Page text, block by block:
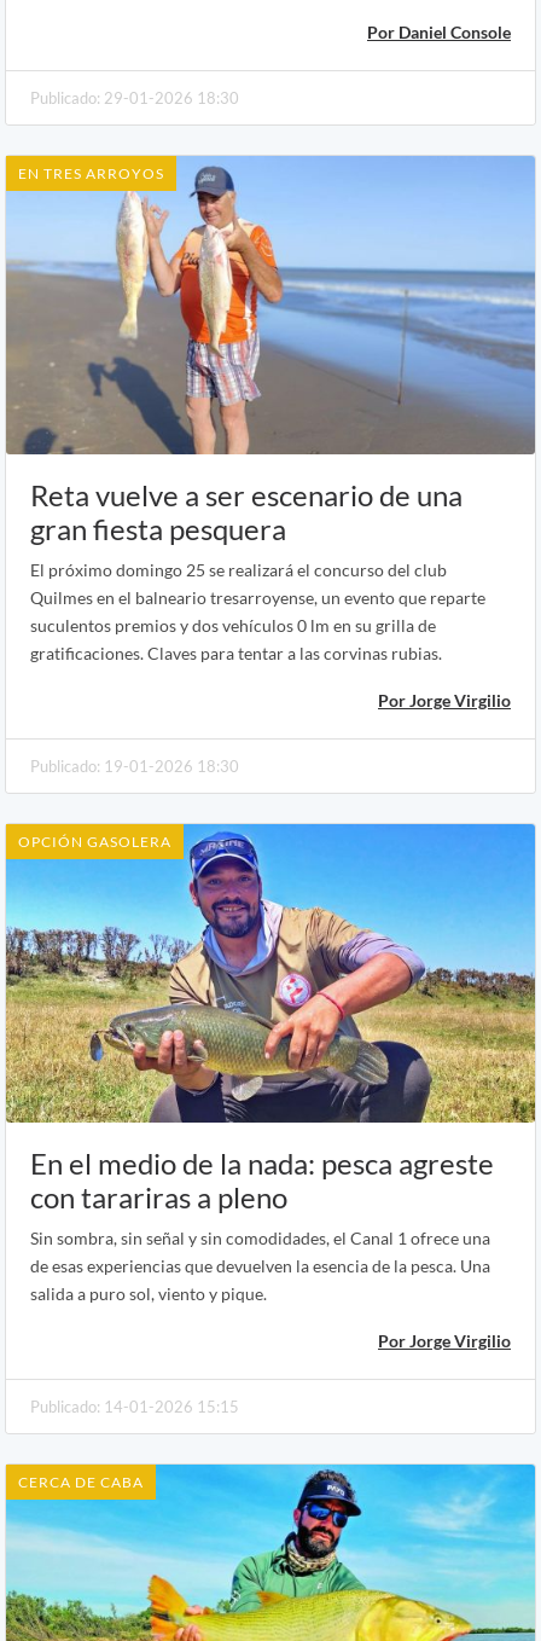
Por Daniel Console
Publicado: 29-01-2026 18:30
EN TRES ARROYOS
Reta vuelve a ser escenario de una
gran fiesta pesquera
El próximo domingo 25 se realizará el concurso del club
Quilmes en el balneario tresarroyense, un evento que reparte
suculentos premios y dos vehículos 0 lm en su grilla de
gratificaciones. Claves para tentar a las corvinas rubias.
Por Jorge Virgilio
Publicado: 19-01-2026 18:30
OPCIÓN GASOLERA
En el medio de la nada: pesca agreste
con tarariras a pleno
Sin sombra, sin señal y sin comodidades, el Canal 1 ofrece una
de esas experiencias que devuelven la esencia de la pesca. Una
salida a puro sol, viento y pique.
Por Jorge Virgilio
Publicado: 14-01-2026 15:15
CERCA DE CABA